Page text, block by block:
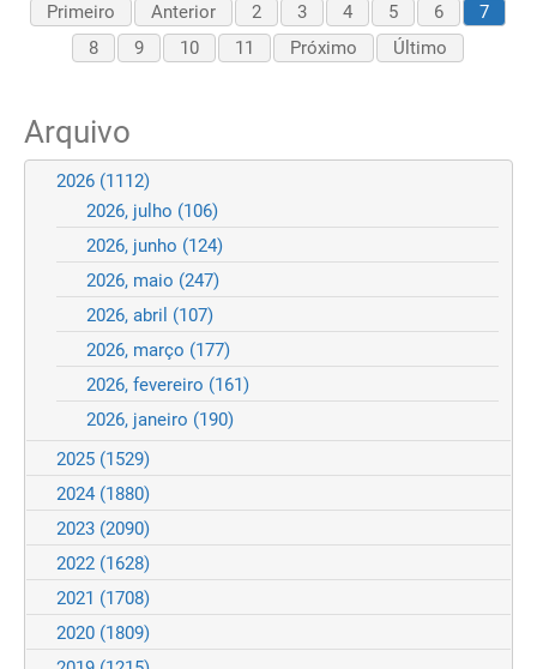
Primeiro Anterior 2 3 4 5 6
7
8
9 10 11 Próximo Último
Arquivo
2026 (1112)
2026, julho (106)
2026, junho (124)
2026, maio (247)
2026, abril (107)
2026, março (177)
2026, fevereiro (161)
2026, janeiro (190)
2025 (1529)
2024 (1880)
2023 (2090)
2022 (1628)
2021 (1708)
2020 (1809)